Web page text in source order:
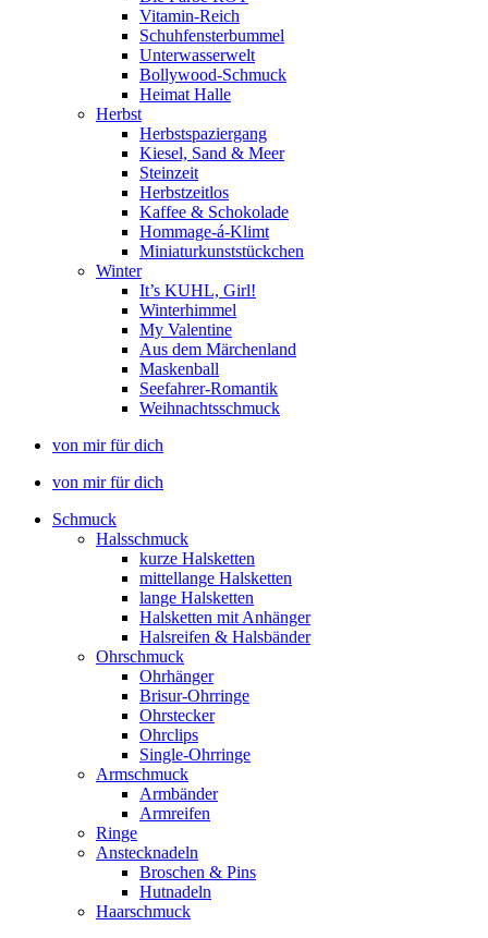
Vitamin-Reich
Schuhfensterbummel
Unterwasserwelt
Bollywood-Schmuck
Heimat Halle
Herbst
Herbstspaziergang
Kiesel, Sand & Meer
Steinzeit
Herbstzeitlos
Kaffee & Schokolade
Hommage-á-Klimt
Miniaturkunststückchen
Winter
It’s KUHL, Girl!
Winterhimmel
My Valentine
Aus dem Märchenland
Maskenball
Seefahrer-Romantik
Weihnachtsschmuck
von mir für dich
von mir für dich
Schmuck
Halsschmuck
kurze Halsketten
mittellange Halsketten
lange Halsketten
Halsketten mit Anhänger
Halsreifen & Halsbänder
Ohrschmuck
Ohrhänger
Brisur-Ohrringe
Ohrstecker
Ohrclips
Single-Ohrringe
Armschmuck
Armbänder
Armreifen
Ringe
Anstecknadeln
Broschen & Pins
Hutnadeln
Haarschmuck